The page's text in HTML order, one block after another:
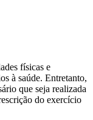
físicas e
à saúde. Entretanto,
que seja realizada
do exercício